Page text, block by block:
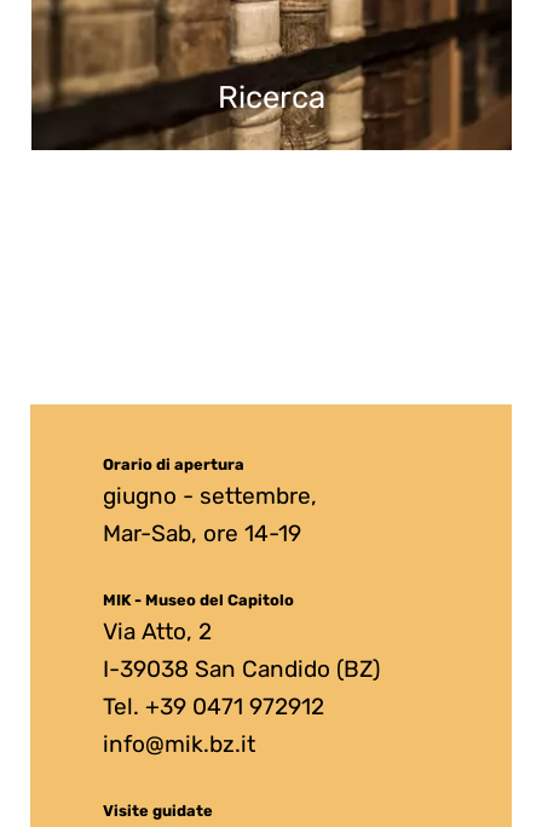
Ricerca
Orario di apertura
giugno - settembre,
Mar-Sab, ore 14-19
MIK - Museo del Capitolo
Via Atto, 2
I-39038 San Candido (BZ)
Tel. +39 0471 972912
info@mik.bz.it
Visite guidate